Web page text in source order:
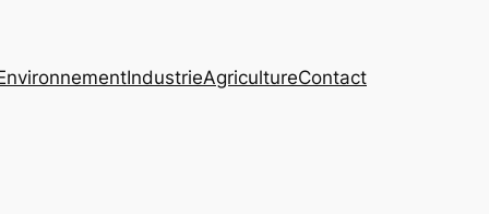
IndustrieAgricultureContact